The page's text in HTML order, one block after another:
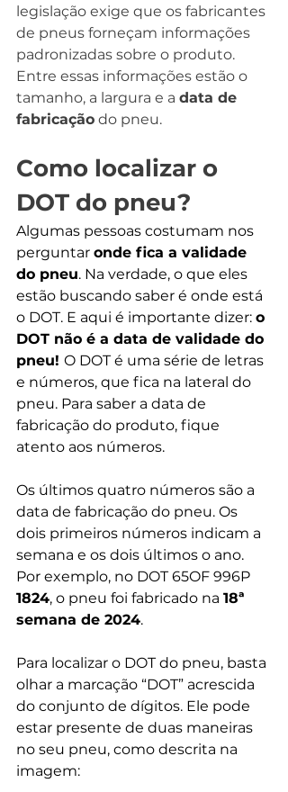
legislação exige que os fabricantes
de pneus forneçam informações
padronizadas sobre o produto.
Entre essas informações estão o
tamanho, a largura e a data de
fabricação do pneu.
Como localizar o
DOT do pneu?
Algumas pessoas costumam nos
perguntar onde fica a validade
do pneu. Na verdade, o que eles
estão buscando saber é onde está
o DOT. E aqui é importante dizer: o
DOT não é a data de validade do
pneu! O DOT é uma série de letras
e números, que fica na lateral do
pneu. Para saber a data de
fabricação do produto, fique
atento aos números.
Os últimos quatro números são a
data de fabricação do pneu. Os
dois primeiros números indicam a
semana e os dois últimos o ano.
Por exemplo, no DOT 65OF 996P
1824, o pneu foi fabricado na 18ª
semana de 2024.
Para localizar o DOT do pneu, basta
olhar a marcação “DOT” acrescida
do conjunto de dígitos. Ele pode
estar presente de duas maneiras
no seu pneu, como descrita na
imagem: